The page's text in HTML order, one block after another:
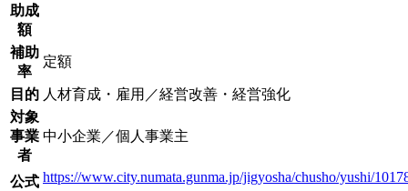
助成
額
補助
率
定額
目的 人材育成・雇用／経営改善・経営強化
対象
事業
者
中小企業／個人事業主
公式 https://www.city.numata.gunma.jp/jigyosha/chusho/yushi/